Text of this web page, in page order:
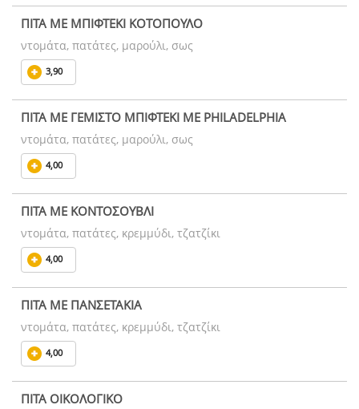
ΠΙΤΑ ΜΕ ΜΠΙΦΤΕΚΙ ΚΟΤΟΠΟΥΛΟ
ντομάτα, πατάτες, μαρούλι, σως
3,90
ΠΙΤΑ ΜΕ ΓΕΜΙΣΤΟ ΜΠΙΦΤΕΚΙ ΜΕ PHILADELPHIA
ντομάτα, πατάτες, μαρούλι, σως
4,00
ΠΙΤΑ ΜΕ ΚΟΝΤΟΣΟΥΒΛΙ
ντομάτα, πατάτες, κρεμμύδι, τζατζίκι
4,00
ΠΙΤΑ ΜΕ ΠΑΝΣΕΤΑΚΙΑ
ντομάτα, πατάτες, κρεμμύδι, τζατζίκι
4,00
ΠΙΤΑ ΟΙΚΟΛΟΓΙΚΟ